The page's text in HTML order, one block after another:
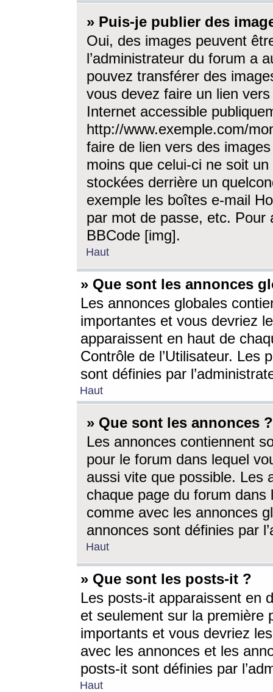
» Puis-je publier des
Oui, des images peuvent
l’administrateur du forum a
pouvez transférer des
vous devez faire un lien
Internet accessible
http://www.exemple.com/
faire de lien vers des
moins que celui-ci ne soit
stockées derrière un
exemple les boîtes e-mail
par mot de passe, etc. Pour
BBCode [img].
Haut
» Que sont les annonces
Les annonces globales
importantes et vous devriez
apparaissent en haut de
Contrôle de l’Utilisateur. Les
sont définies par
Haut
» Que sont les annonces ?
Les annonces contiennent
pour le forum dans lequel
aussi vite que possible. Les
chaque page du forum dans
comme avec les annonces
annonces sont définies par
Haut
» Que sont les posts-it ?
Les posts-it apparaissent en
et seulement sur la première
importants et vous devriez
avec les annonces et les
posts-it sont définies par
Haut